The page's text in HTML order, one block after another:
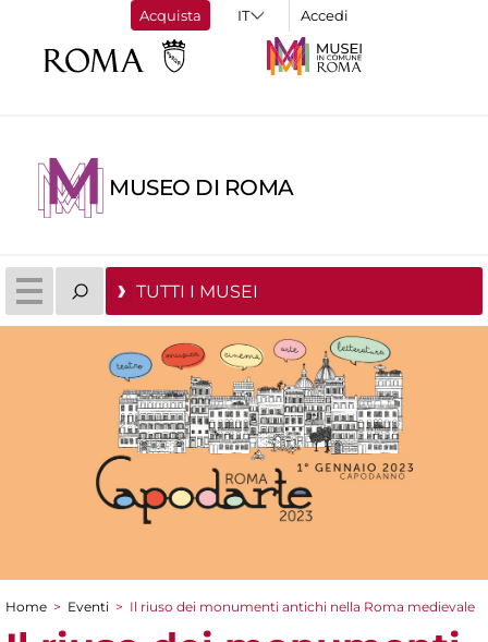
Acquista Accedi
MUSEO DI ROMA
TUTTI I MUSEI
Tu sei qui
Home > Eventi > Il riuso dei monumenti antichi nella Roma medievale